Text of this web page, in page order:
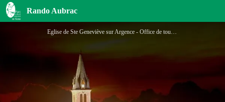
Rando Aubrac
Eglise de Ste Geneviève sur Argence
Eglise de Ste Geneviève sur Argence - Office de tourisme Argences en Aubrac